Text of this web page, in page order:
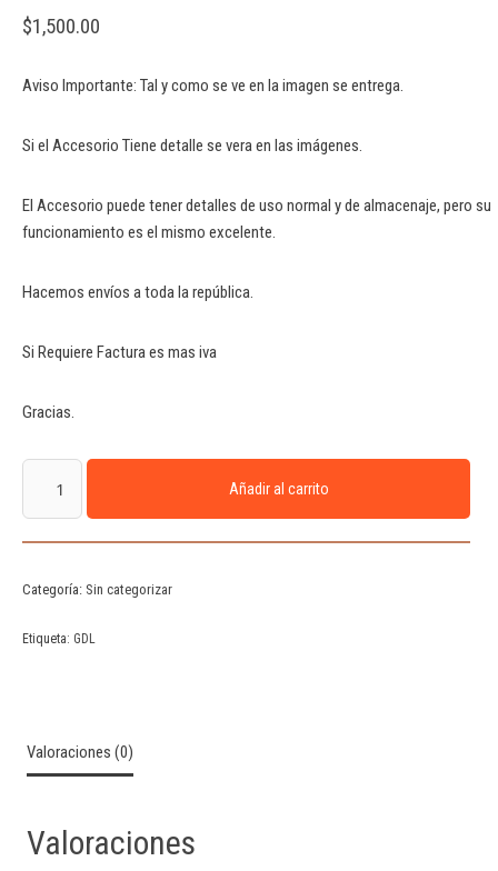
$1,500.00
Aviso Importante: Tal y como se ve en la imagen se entrega.
Si el Accesorio Tiene detalle se vera en las imágenes.
El Accesorio puede tener detalles de uso normal y de almacenaje, pero su
funcionamiento es el mismo excelente.
Hacemos envíos a toda la república.
Si Requiere Factura es mas iva
Gracias.
Añadir al carrito
Categoría: Sin categorizar
Etiqueta: GDL
Valoraciones (0)
Valoraciones